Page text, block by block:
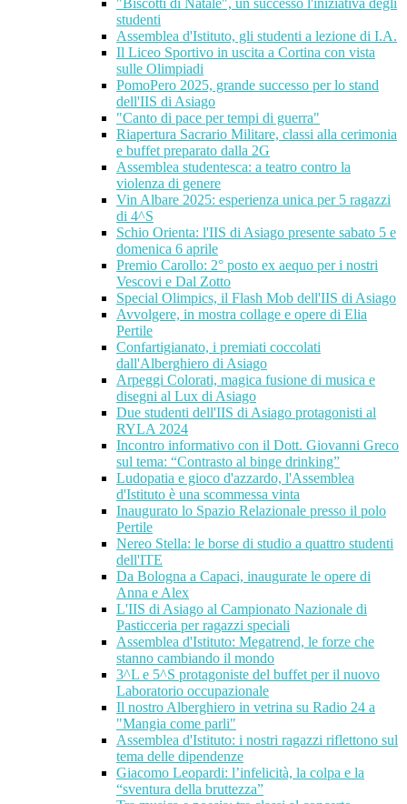
"Biscotti di Natale", un successo l'iniziativa degli
studenti
Assemblea d'Istituto, gli studenti a lezione di I.A.
Il Liceo Sportivo in uscita a Cortina con vista
sulle Olimpiadi
PomoPero 2025, grande successo per lo stand
dell'IIS di Asiago
"Canto di pace per tempi di guerra"
Riapertura Sacrario Militare, classi alla cerimonia
e buffet preparato dalla 2G
Assemblea studentesca: a teatro contro la
violenza di genere
Vin Albare 2025: esperienza unica per 5 ragazzi
di 4^S
Schio Orienta: l'IIS di Asiago presente sabato 5 e
domenica 6 aprile
Premio Carollo: 2° posto ex aequo per i nostri
Vescovi e Dal Zotto
Special Olimpics, il Flash Mob dell'IIS di Asiago
Avvolgere, in mostra collage e opere di Elia
Pertile
Confartigianato, i premiati coccolati
dall'Alberghiero di Asiago
Arpeggi Colorati, magica fusione di musica e
disegni al Lux di Asiago
Due studenti dell'IIS di Asiago protagonisti al
RYLA 2024
Incontro informativo con il Dott. Giovanni Greco
sul tema: “Contrasto al binge drinking”
Ludopatia e gioco d'azzardo, l'Assemblea
d'Istituto è una scommessa vinta
Inaugurato lo Spazio Relazionale presso il polo
Pertile
Nereo Stella: le borse di studio a quattro studenti
dell'ITE
Da Bologna a Capaci, inaugurate le opere di
Anna e Alex
L'IIS di Asiago al Campionato Nazionale di
Pasticceria per ragazzi speciali
Assemblea d'Istituto: Megatrend, le forze che
stanno cambiando il mondo
3^L e 5^S protagoniste del buffet per il nuovo
Laboratorio occupazionale
Il nostro Alberghiero in vetrina su Radio 24 a
"Mangia come parli"
Assemblea d'Istituto: i nostri ragazzi riflettono sul
tema delle dipendenze
Giacomo Leopardi: l’infelicità, la colpa e la
“sventura della bruttezza”